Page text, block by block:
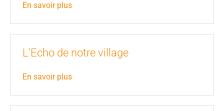
En savoir plus
L'Echo de notre village
En savoir plus